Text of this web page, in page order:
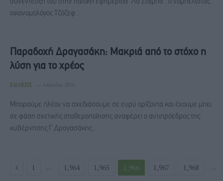
συνέντευξή του στην ιταλική εφημερίδα "Λα Στάμπα", ο νομπελίστας
οικονομολόγος Τζόζεφ…
Παραδοχή Δραγασάκη: Μακριά από το στόχο η
λύση για το χρέος
ΕΙΔΉΣΕΙΣ 4 Ιουνίου, 2016
Μπορούμε πλέον να σχεδιάσουμε σε ευρύ ορίζοντα και έχουμε μπει
σε φάση σχετικής σταθεροποίησης αναφέρει ο αντιπρόεδρος της
κυβέρνησης Γ.Δραγασάκης…
Previous
1 … 1,964 1,965 1,966 1,967 1,968 …